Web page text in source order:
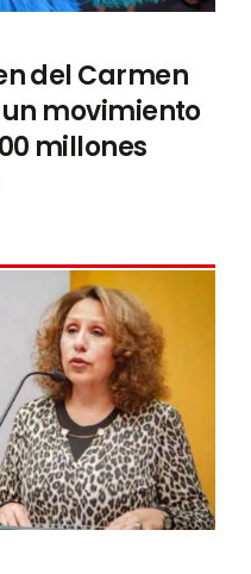
del Carmen
movimiento
millones